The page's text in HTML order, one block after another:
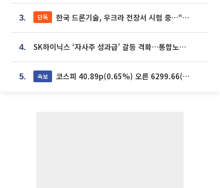
3. 단독 한국 드론기술, 우크라 전장서 시험 중…“스타트업 여러 곳 참여”
4. SK하이닉스 ‘자사주 성과급’ 갈등 격화…통합노조 출범 움직임
5. 속보 코스피 40.89p(0.65%) 오른 6299.66(마감)